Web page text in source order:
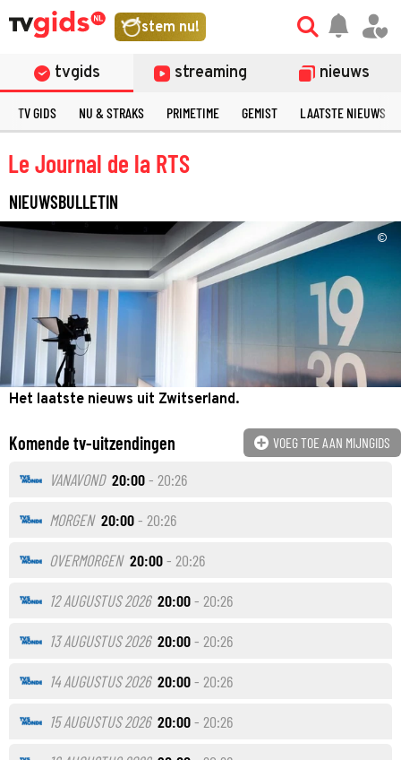
stem nu!
tvgids streaming nieuws
TV GIDS NU & STRAKS PRIMETIME GEMIST LAATSTE NIEUWS
Le Journal de la RTS
NIEUWSBULLETIN
©
Het laatste nieuws uit Zwitserland.
Komende tv-uitzendingen VOEG TOE AAN MIJNGIDS
VANAVOND 20:00- 20:26
MORGEN 20:00- 20:26
OVERMORGEN 20:00- 20:26
12 AUGUSTUS 2026 20:00- 20:26
13 AUGUSTUS 2026 20:00- 20:26
14 AUGUSTUS 2026 20:00- 20:26
15 AUGUSTUS 2026 20:00- 20:26